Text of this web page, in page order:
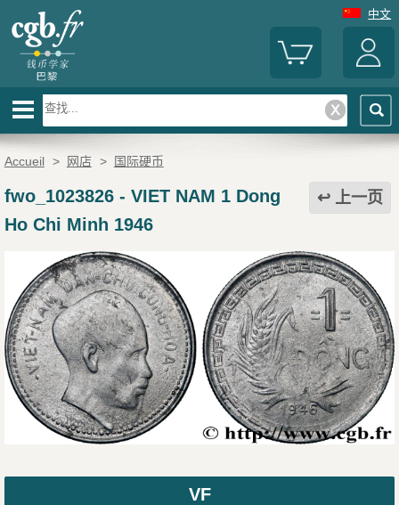
中文
Accueil > 网店 > 国际硬币
上一页
fwo_1023826- VIET NAM 1 Dong
Ho Chi Minh 1946
VF